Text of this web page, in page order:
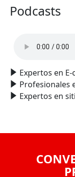
Podcasts
Expertos en
Profesionales
Expertos en